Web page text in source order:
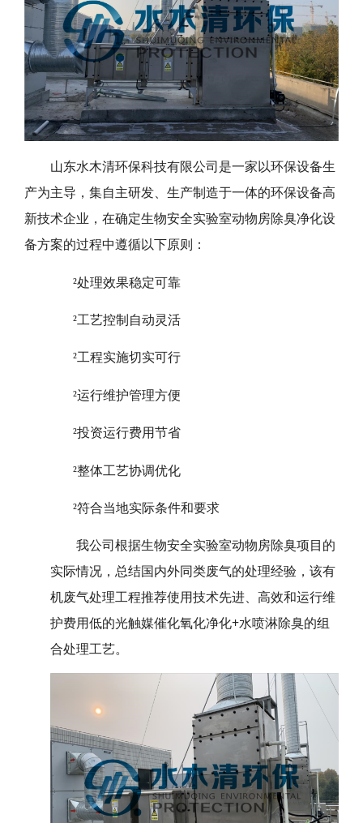
山东水木清环保科技有限公司是一家以环保设备生
产为主导，集自主研发、生产制造于一体的环保设备高
新技术企业，在确定生物安全实验室动物房除臭净化设
备方案的过程中遵循以下原则：
²处理效果稳定可靠
²工艺控制自动灵活
²工程实施切实可行
²运行维护管理方便
²投资运行费用节省
²整体工艺协调优化
²符合当地实际条件和要求
我公司根据生物安全实验室动物房除臭项目的
实际情况，总结国内外同类废气的处理经验，该有
机废气处理工程推荐使用技术先进、高效和运行维
护费用低的光触媒催化氧化净化+水喷淋除臭的组
合处理工艺。